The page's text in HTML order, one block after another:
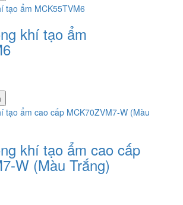
khí tạo ẩm
khí tạo ẩm cao cấp
W (Màu Trắng)